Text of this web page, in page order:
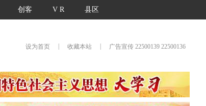
创客 V R 县区
设为首页 收藏本站 广告宣传 22500139 22500136